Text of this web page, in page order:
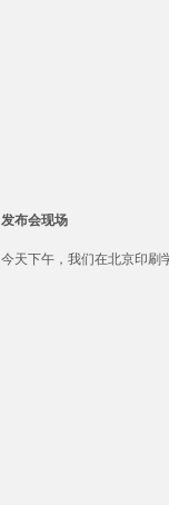
发布会现场
今天下午，我们在北京印刷